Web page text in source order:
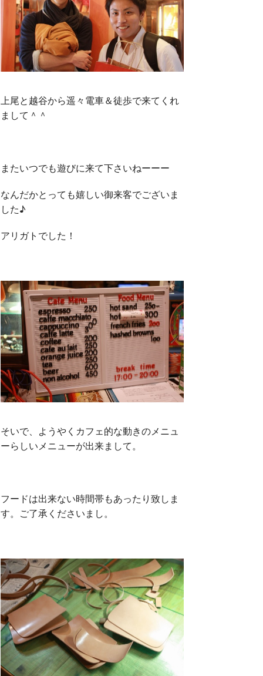
上尾と越谷から遥々電車＆徒歩で来てくれ
まして＾＾
またいつでも遊びに来て下さいねーーー
なんだかとっても嬉しい御来客でございま
した♪
アリガトでした！
そいで、ようやくカフェ的な動きのメニュ
ーらしいメニューが出来まして。
フードは出来ない時間帯もあったり致しま
す。ご了承くださいまし。